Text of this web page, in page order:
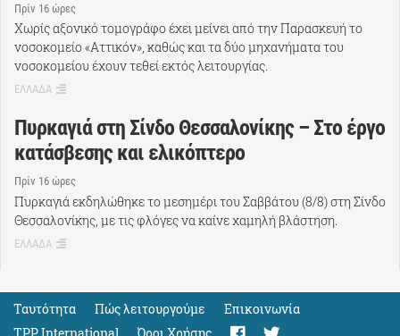
Πρίν 16 ώρες
Χωρίς αξονικό τομογράφο έχει μείνει από την Παρασκευή το
νοσοκομείο «Αττικόν», καθώς και τα δύο μηχανήματα του
νοσοκομείου έχουν τεθεί εκτός λειτουργίας.
ΕΛΛΑΔΑ
Πυρκαγιά στη Σίνδο Θεσσαλονίκης – Στο έργο
κατάσβεσης και ελικόπτερο
Πρίν 16 ώρες
Πυρκαγιά εκδηλώθηκε το μεσημέρι του Σαββάτου (8/8) στη Σίνδο
Θεσσαλονίκης, με τις φλόγες να καίνε χαμηλή βλάστηση.
ΕΛΛΑΔΑ
Ταυτότητα Πώς λειτουργούμε
Eπικοινωνία
TPP International
Όροι Χρήσης